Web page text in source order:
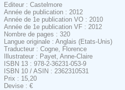
Editeur : Castelmore
Année de publication : 2012
Année de 1e publication VO : 2010
Année de 1e publication VF : 2012
Nombre de pages : 320
Langue originale : Anglais (Etats-Unis)
Traducteur : Cogne, Florence
Illustrateur : Payet, Anne-Claire
ISBN 13 : 978-2-36231-053-9
ISBN 10 / ASIN : 2362310531
Prix : 15,20
Devise : €